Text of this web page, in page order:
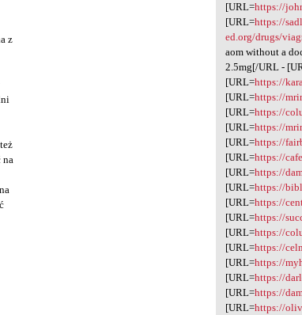
z
na
[URL=https://
[URL=https://
ed.org/drugs/
aom without a
2.5mg[/URL -
[URL=https://
[URL=https://
[URL=https://
[URL=https://
[URL=https://
[URL=https://
[URL=https://
[URL=https://
[URL=https://
[URL=https://
[URL=https://
[URL=https://
[URL=https://
[URL=https://
[URL=https://
[URL=https://